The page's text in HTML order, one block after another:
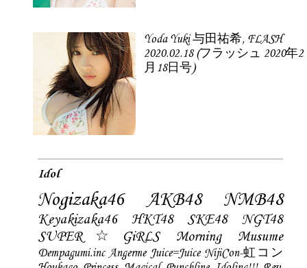
Yoda Yuki 与田祐希, FLASH
2020.02.18 (フラッシュ 2020年2
月18日号)
Idol
Nogizaka46 AKB48 NMB48
Keyakizaka46 HKT48 SKE48
NGT48
SUPER☆GiRLS
Morning Musume
Dempagumi.inc Angerme Juice=Juice NijiCon-虹コン